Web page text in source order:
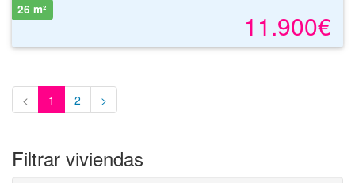
11.900€
26 m²
< 1 2 >
Filtrar viviendas